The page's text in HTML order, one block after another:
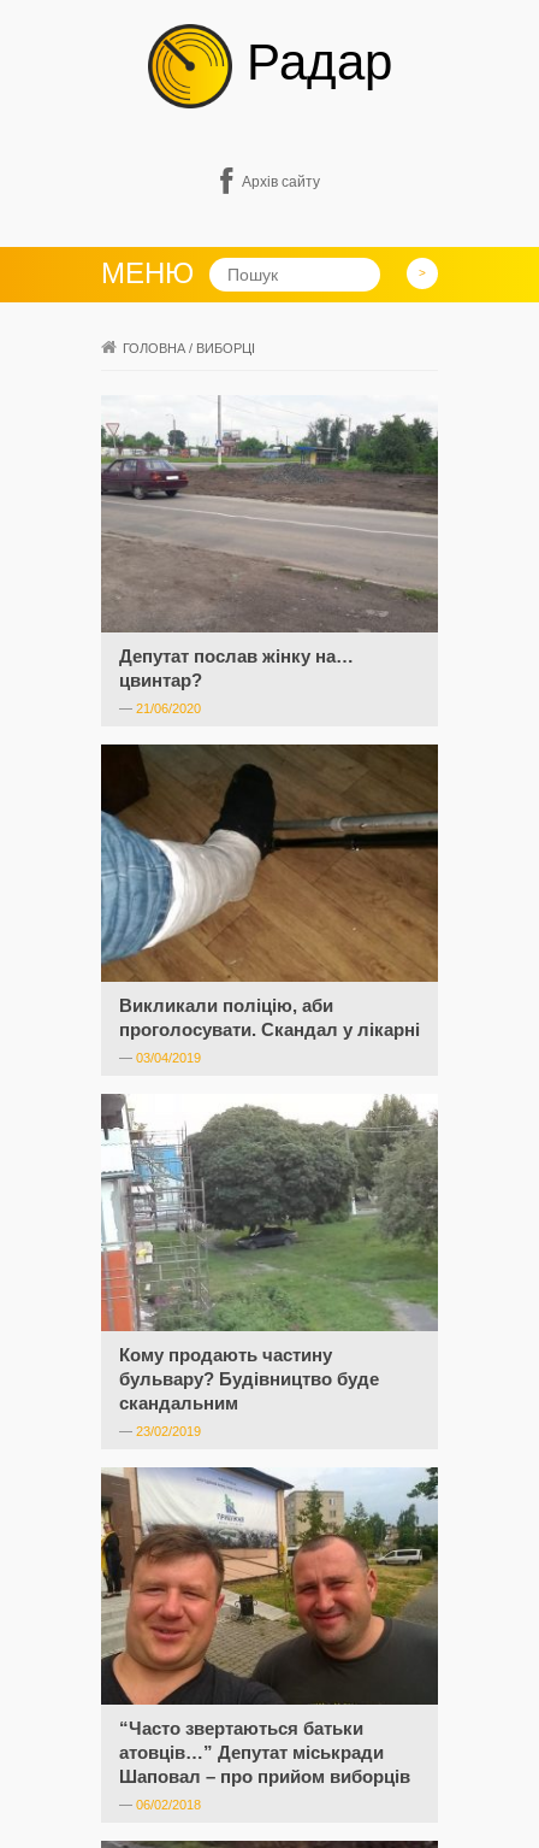
Радар
Архів сайту
МЕНЮ
ГОЛОВНА / ВИБОРЦІ
Депутат послав жінку на…
цвинтар?
— 21/06/2020
Викликали поліцію, аби
проголосувати. Скандал у лікарні
— 03/04/2019
Кому продають частину
бульвару? Будівництво буде
скандальним
— 23/02/2019
“Часто звертаються батьки
атовців…” Депутат міськради
Шаповал – про прийом виборців
— 06/02/2018